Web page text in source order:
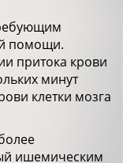
помощи.
притока крови
минут
клетки мозга
ишемическим